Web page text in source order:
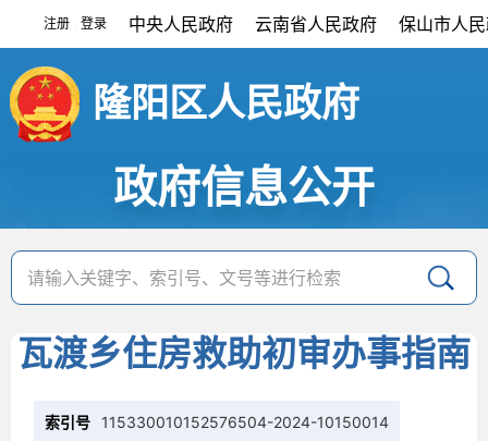
注册 登录 中央人民政府 云南省人民政府 保山市人
隆阳区人民政府
政府信息公开
瓦渡乡住房救助初审办事指南
索引号 115330010152576504-2024-10150014